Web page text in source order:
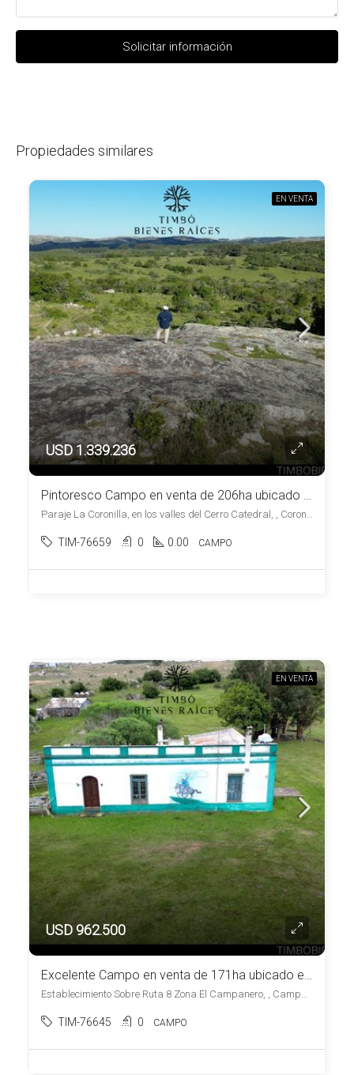
Solicitar información
Propiedades similares
EN VENTA
USD 1.339.236
Pintoresco Campo en venta de 206ha ubicado en Coronilla – Maldonado
Paraje La Coronilla, en los valles del Cerro Catedral, , Coronilla
TIM-76659 0 0.00 CAMPO
EN VENTA
USD 962.500
Excelente Campo en venta de 171ha ubicado en Campanero
Establecimiento Sobre Ruta 8 Zona El Campanero, , Campanero
TIM-76645 0 CAMPO